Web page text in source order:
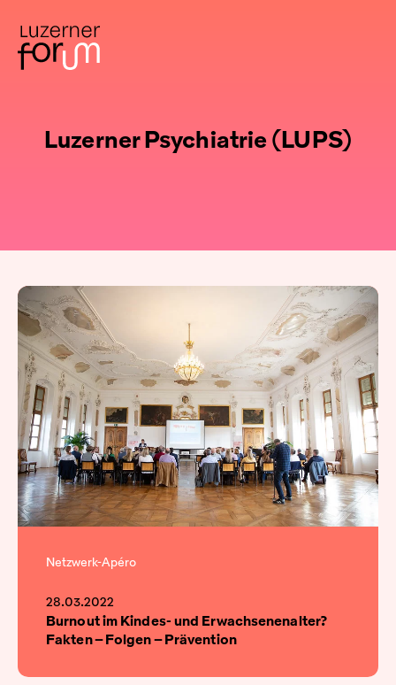
Luzerner Psychiatrie (LUPS)
Netzwerk-Apéro
28.03.2022
Burnout im Kindes- und Erwachsenenalter?
Fakten – Folgen – Prävention